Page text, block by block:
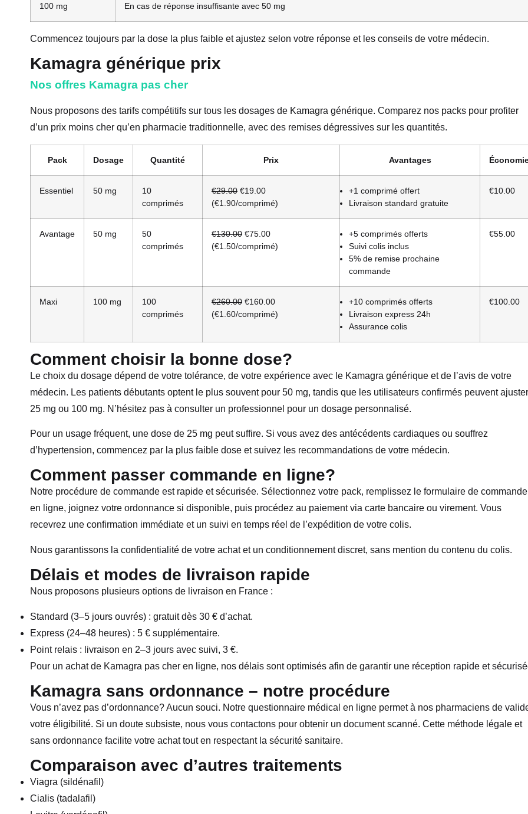
100 mg En cas de réponse insuffisante avec 50 mg
Commencez toujours par la dose la plus faible et ajustez selon votre réponse et les conseils de votre médecin.
Kamagra générique prix
Nos offres Kamagra pas cher
Nous proposons des tarifs compétitifs sur tous les dosages de Kamagra générique. Comparez nos packs pour profiter
d’un prix moins cher qu’en pharmacie traditionnelle, avec des remises dégressives sur les quantités.
Pack Dosage Quantité Prix Avantages
Essentiel 50 mg
10
comprimés
€29.00 €19.00
(€1.90/comprimé)
+1 comprimé offert
Livraison standard gratuite
€10.00
Avantage 50 mg
50
comprimés
€130.00 €75.00
(€1.50/comprimé)
+5 comprimés offerts
Suivi colis inclus
5% de remise prochaine
commande
€55.00
Maxi 100 mg
100
comprimés
€260.00 €160.00
(€1.60/comprimé)
+10 comprimés offerts
Livraison express 24h
Assurance colis
€100.00
Comment choisir la bonne dose?
Le choix du dosage dépend de votre tolérance, de votre expérience avec le Kamagra générique et de l’avis de votre
médecin. Les patients débutants optent le plus souvent pour 50 mg, tandis que les utilisateurs confirmés peuvent
25 mg ou 100 mg. N’hésitez pas à consulter un professionnel pour un dosage personnalisé.
Pour un usage fréquent, une dose de 25 mg peut suffire. Si vous avez des antécédents cardiaques ou souffrez
d’hypertension, commencez par la plus faible dose et suivez les recommandations de votre médecin.
Comment passer commande en ligne?
Notre procédure de commande est rapide et sécurisée. Sélectionnez votre pack, remplissez le formulaire de commande
en ligne, joignez votre ordonnance si disponible, puis procédez au paiement via carte bancaire ou virement. Vous
recevrez une confirmation immédiate et un suivi en temps réel de l’expédition de votre colis.
Nous garantissons la confidentialité de votre achat et un conditionnement discret, sans mention du contenu du colis.
Délais et modes de livraison rapide
Nous proposons plusieurs options de livraison en France :
Standard (3–5 jours ouvrés) : gratuit dès 30 € d’achat.
Express (24–48 heures) : 5 € supplémentaire.
Point relais : livraison en 2–3 jours avec suivi, 3 €.
Pour un achat de Kamagra pas cher en ligne, nos délais sont optimisés afin de garantir une réception rapide et
Kamagra sans ordonnance – notre procédure
Vous n’avez pas d’ordonnance? Aucun souci. Notre questionnaire médical en ligne permet à nos pharmaciens de
votre éligibilité. Si un doute subsiste, nous vous contactons pour obtenir un document scanné. Cette méthode légale et
sans ordonnance facilite votre achat tout en respectant la sécurité sanitaire.
Comparaison avec d’autres traitements
Viagra (sildénafil)
Cialis (tadalafil)